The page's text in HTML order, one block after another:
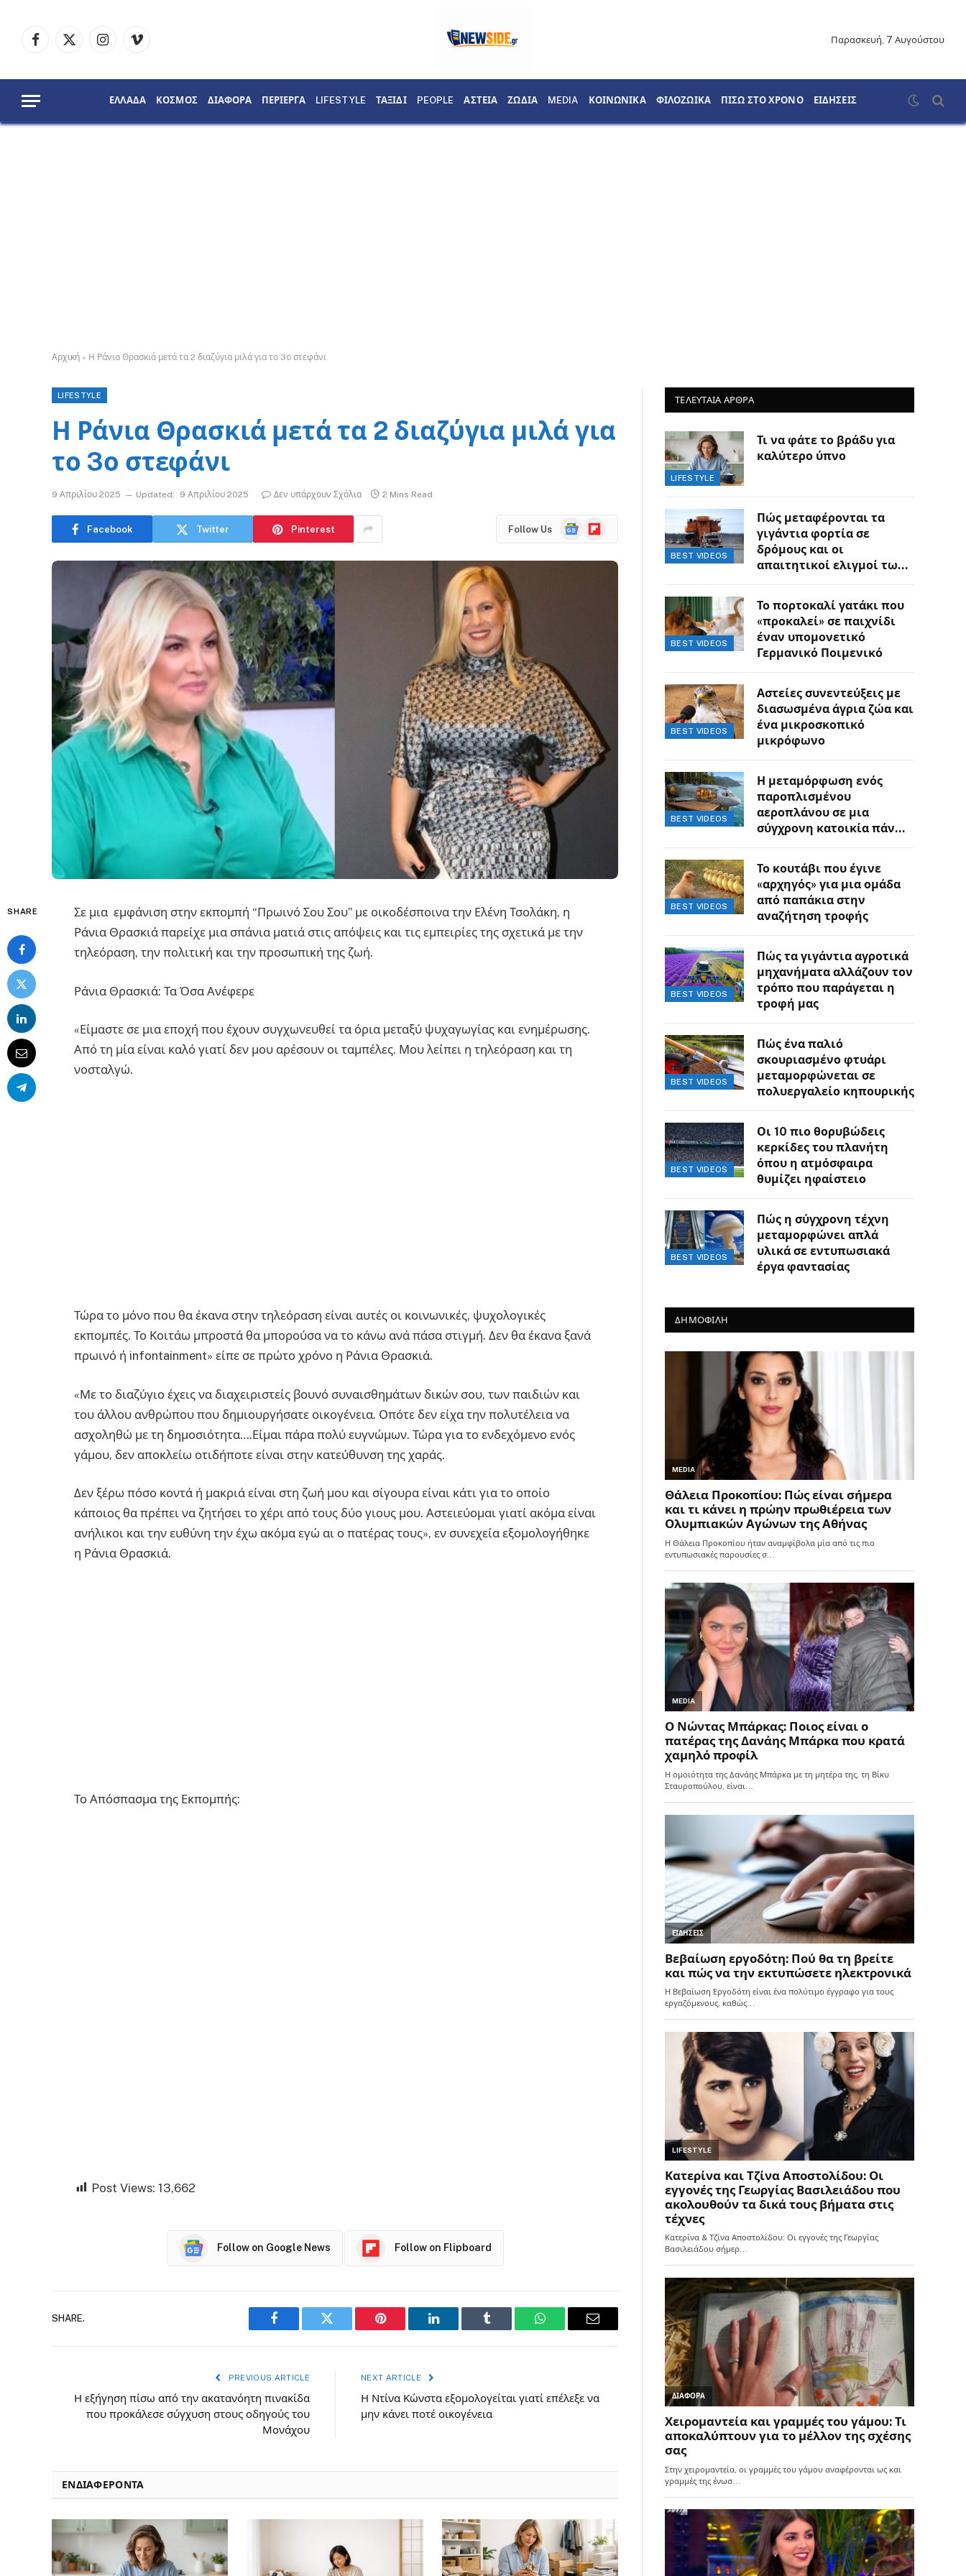
Facebook
X
InstagramVimeo
Παρασκευή, 7 Αυγούστου
ΕΛΛΑΔΑ ΚΟΣΜΟΣ ΔΙΑΦΟΡΑ ΠΕΡΙΕΡΓΑ LIFESTYLE ΤΑΞΙΔΙ PEOPLE ΑΣΤΕΙΑ ΖΩΔΙΑ MEDIA ΚΟΙΝΩΝΙΚΑ ΦΙΛΟΖΩΙΚΑ ΠΙΣΩ ΣΤΟ ΧΡΟΝΟ ΕΙΔΗΣΕΙΣ
Αρχική » Η Ράνια Θρασκιά μετά τα 2 διαζύγια μιλά για το 3ο στεφάνι
LIFESTYLE
Η Ράνια Θρασκιά μετά τα 2 διαζύγια μιλά για
το 3ο στεφάνι
9 Απριλίου 2025 Updated: 9 Απριλίου 2025 Δεν υπάρχουν Σχόλια 2 Mins Read
Facebook Twitter Pinterest Follow Us
GoogleFlipboard
SHARE
Σε μια εμφάνιση στην εκπομπή “Πρωινό Σου Σου” με οικοδέσποινα την Ελένη Τσολάκη, η
Ράνια Θρασκιά παρείχε μια σπάνια ματιά στις απόψεις και τις εμπειρίες της σχετικά με την
τηλεόραση, την πολιτική και την προσωπική της ζωή.
Ράνια Θρασκιά: Τα Όσα Ανέφερε
«Είμαστε σε μια εποχή που έχουν συγχωνευθεί τα όρια μεταξύ ψυχαγωγίας και ενημέρωσης.
Από τη μία είναι καλό γιατί δεν μου αρέσουν οι ταμπέλες. Μου λείπει η τηλεόραση και τη
νοσταλγώ.
Τώρα το μόνο που θα έκανα στην τηλεόραση είναι αυτές οι κοινωνικές, ψυχολογικές
εκπομπές. Το Κοιτάω μπροστά θα μπορούσα να το κάνω ανά πάσα στιγμή. Δεν θα έκανα ξανά
πρωινό ή infontainment» είπε σε πρώτο χρόνο η Ράνια Θρασκιά.
«Με το διαζύγιο έχεις να διαχειριστείς βουνό συναισθημάτων δικών σου, των παιδιών και
του άλλου ανθρώπου που δημιουργήσατε οικογένεια. Οπότε δεν είχα την πολυτέλεια να
ασχοληθώ με τη δημοσιότητα….Είμαι πάρα πολύ ευγνώμων. Τώρα για το ενδεχόμενο ενός
γάμου, δεν αποκλείω οτιδήποτε είναι στην κατεύθυνση της χαράς.
Δεν ξέρω πόσο κοντά ή μακριά είναι στη ζωή μου και σίγουρα είναι κάτι για το οποίο
κάποιος θα πρέπει να ζητήσει το χέρι από τους δύο γιους μου. Αστειεύομαι γιατί ακόμα είναι
ανήλικοι και την ευθύνη την έχω ακόμα εγώ αι ο πατέρας τους», εν συνεχεία εξομολογήθηκε
η Ράνια Θρασκιά.
Το Απόσπασμα της Εκπομπής:
Post Views: 13,662
Follow on Google News Follow on Flipboard
SHARE.
Facebook Twitter Pinterest LinkedIn Tumblr WhatsAppEmail
PREVIOUS ARTICLE
Η εξήγηση πίσω από την ακατανόητη πινακίδα
που προκάλεσε σύγχυση στους οδηγούς του
Μονάχου
NEXT ARTICLE
Η Ντίνα Κώνστα εξομολογείται γιατί επέλεξε να
μην κάνει ποτέ οικογένεια
ΕΝΔΙΑΦΈΡΟΝΤΑ
ΤΕΛΕΥΤΑΙΑ ΑΡΘΡΑ
LIFESTYLE
Τι να φάτε το βράδυ για
καλύτερο ύπνο
BEST VIDEOS
Πώς μεταφέρονται τα
γιγάντια φορτία σε
δρόμους και οι
απαιτητικοί ελιγμοί των
BEST VIDEOS
Το πορτοκαλί γατάκι που
«προκαλεί» σε παιχνίδι
έναν υπομονετικό
Γερμανικό Ποιμενικό
BEST VIDEOS
Αστείες συνεντεύξεις με
διασωσμένα άγρια ζώα και
ένα μικροσκοπικό
μικρόφωνο
BEST VIDEOS
Η μεταμόρφωση ενός
παροπλισμένου
αεροπλάνου σε μια
σύγχρονη κατοικία πάνω
BEST VIDEOS
Το κουτάβι που έγινε
«αρχηγός» για μια ομάδα
από παπάκια στην
αναζήτηση τροφής
BEST VIDEOS
Πώς τα γιγάντια αγροτικά
μηχανήματα αλλάζουν τον
τρόπο που παράγεται η
τροφή μας
BEST VIDEOS
Πώς ένα παλιό
σκουριασμένο φτυάρι
μεταμορφώνεται σε
πολυεργαλείο κηπουρικής
BEST VIDEOS
Οι 10 πιο θορυβώδεις
κερκίδες του πλανήτη
όπου η ατμόσφαιρα
θυμίζει ηφαίστειο
BEST VIDEOS
Πώς η σύγχρονη τέχνη
μεταμορφώνει απλά
υλικά σε εντυπωσιακά
έργα φαντασίας
ΔΗΜΟΦΙΛΗ